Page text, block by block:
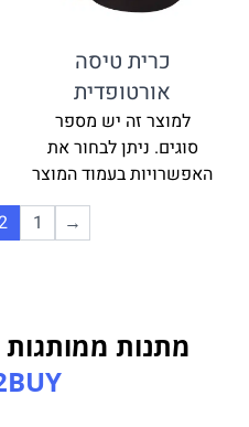
כרית טיסה
אורטופדית
למוצר זה יש מספר
סוגים. ניתן לבחור את
האפשרויות בעמוד המוצר
1
מתנות ממותגות
12BUY />